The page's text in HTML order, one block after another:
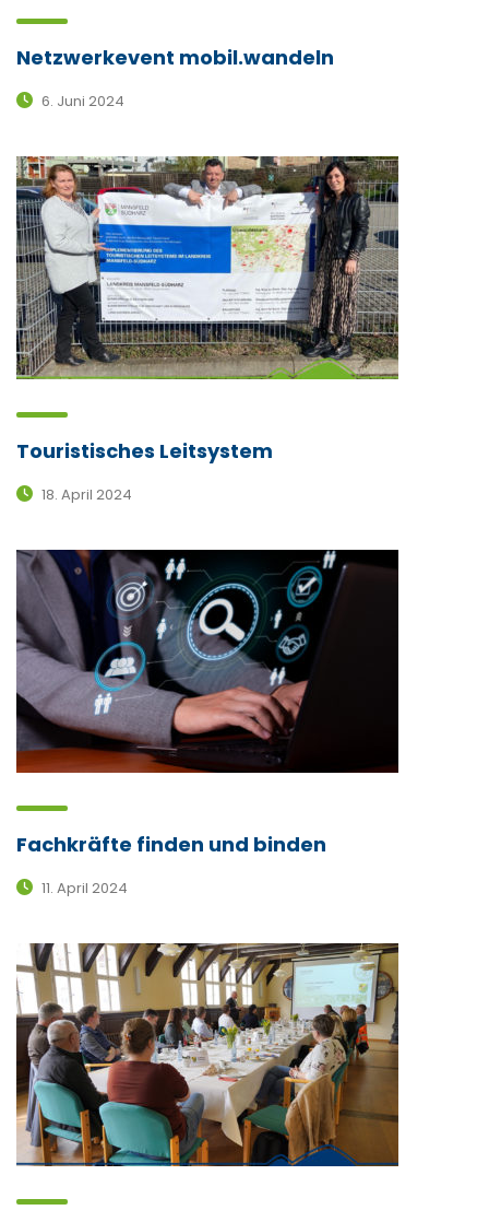
Netzwerkevent mobil.wandeln
6. Juni 2024
Touristisches Leitsystem
18. April 2024
Fachkräfte finden und binden
11. April 2024